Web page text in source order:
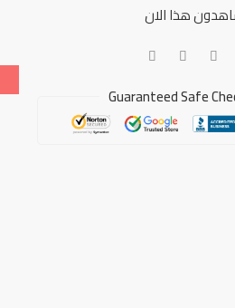
هذا الان
Guaranteed Safe